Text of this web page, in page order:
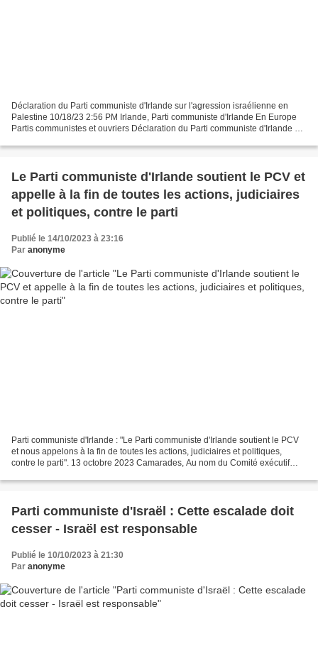
Déclaration du Parti communiste d'Irlande sur l'agression israélienne en
Palestine 10/18/23 2:56 PM Irlande, Parti communiste d'Irlande En Europe
Partis communistes et ouvriers Déclaration du Parti communiste d'Irlande sur
Le Parti communiste d'Irlande soutient le PCV et
appelle à la fin de toutes les actions, judiciaires
et politiques, contre le parti
Publié le 14/10/2023 à 23:16
Par anonyme
Parti communiste d'Irlande : "Le Parti communiste d'Irlande soutient le PCV
et nous appelons à la fin de toutes les actions, judiciaires et politiques,
contre le parti". 13 octobre 2023 Camarades, Au nom du Comité exécutif
Parti communiste d'Israël : Cette escalade doit
cesser - Israël est responsable
Publié le 10/10/2023 à 21:30
Par anonyme